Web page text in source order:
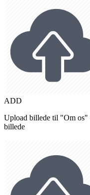
ADD
Upload billede til "Om os"
billede